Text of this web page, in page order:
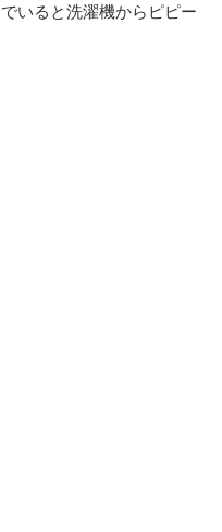
いると洗濯機からピピー